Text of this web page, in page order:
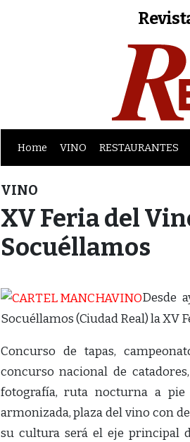
Home VINO RESTAURANTES
VINO
XV Feria del
Socuéllamos
Desde
Socuéllamos (Ciudad Real) la XV
Concurso de tapas,
concurso nacional de
fotografía, ruta nocturna a pie
armonizada, plaza del vino con
su cultura será el eje principal